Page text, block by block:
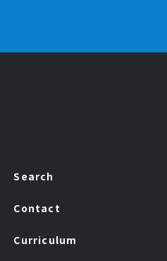
Search
Contact
Curriculum